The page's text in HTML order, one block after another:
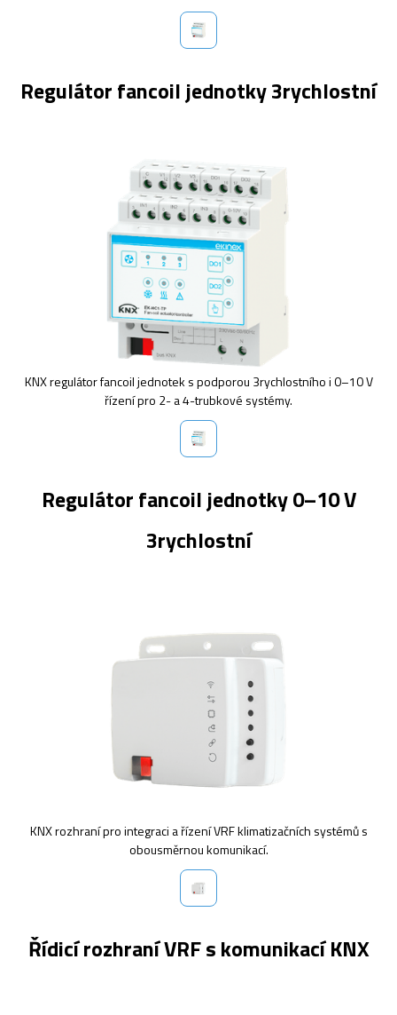
Regulátor fancoil jednotky 3rychlostní
KNX regulátor fancoil jednotek s podporou 3rychlostního i 0–10 V
řízení pro 2- a 4-trubkové systémy.
Regulátor fancoil jednotky 0–10 V
3rychlostní
KNX rozhraní pro integraci a řízení VRF klimatizačních systémů s
obousměrnou komunikací.
Řídicí rozhraní VRF s komunikací KNX